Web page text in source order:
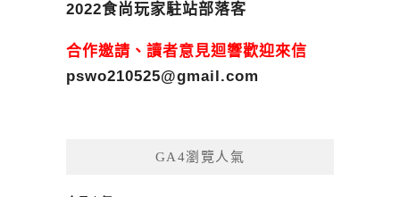
2022食尚玩家駐站部落客
合作邀請、讀者意見迴響歡迎來信
pswo210525@gmail.com
GA4瀏覽人氣